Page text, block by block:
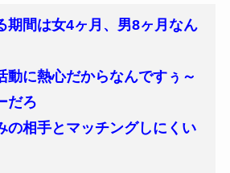
期間は女4ヶ月、男8ヶ月なん
動に熱心だからなんですぅ～
だろ
の相手とマッチングしにくい